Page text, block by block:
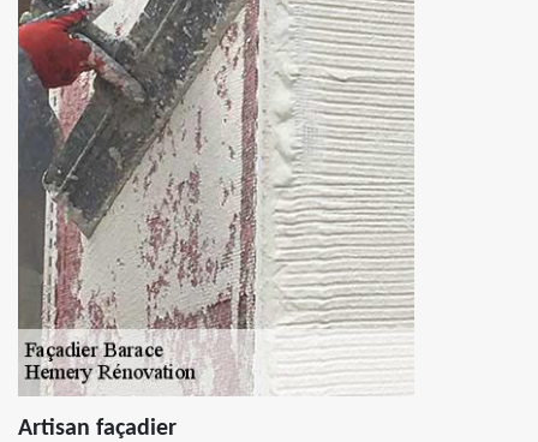
Artisan façadier